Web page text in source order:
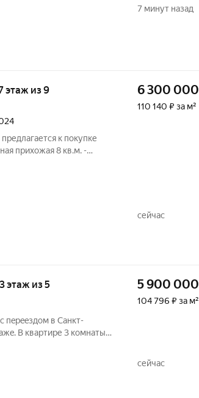
7 минут назад
этаж из 9
к покупке
прихожая 8 кв.м. -
-
6 300 000
110 140 ₽ за м²
сейчас
этаж из 5
пeрeeздом в Cанкт-
В квартире 3 комнаты,
площадки, магазины. За
5 900 000
104 796 ₽ за м²
сейчас